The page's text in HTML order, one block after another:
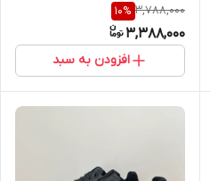
3,788,000
10%
3,388,000
افزودن به سبد